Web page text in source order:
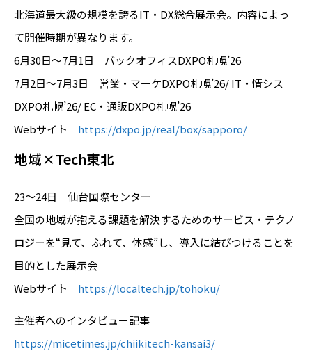
北海道最大級の規模を誇るIT・DX総合展示会。内容によっ
て開催時期が異なります。
6月30日～7月1日 バックオフィスDXPO札幌’26
7月2日～7月3日 営業・マーケDXPO札幌’26/ IT・情シス
DXPO札幌’26/ EC・通販DXPO札幌’26
Webサイト https://dxpo.jp/real/box/sapporo/
地域×Tech東北
23～24日 仙台国際センター
全国の地域が抱える課題を解決するためのサービス・テクノ
ロジーを“見て、ふれて、体感”し、導入に結びつけることを
目的とした展示会
Webサイト https://localtech.jp/tohoku/
主催者へのインタビュー記事
https://micetimes.jp/chiikitech-kansai3/